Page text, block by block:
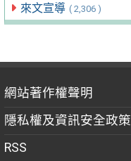
來文宣導 ( 2,306 )
網站著作權聲明
隱私權及資訊安全政策
RSS